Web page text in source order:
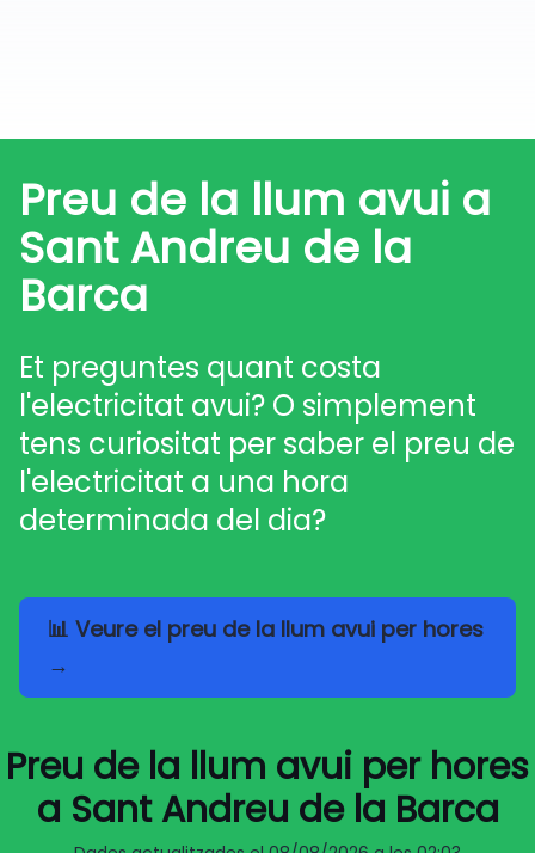
Preu de la llum avui a
Sant Andreu de la
Barca
Et preguntes quant costa
l'electricitat avui? O simplement
tens curiositat per saber el preu de
l'electricitat a una hora
determinada del dia?
📊 Veure el preu de la llum avui per hores
→
Preu de la llum avui per hores
a Sant Andreu de la Barca